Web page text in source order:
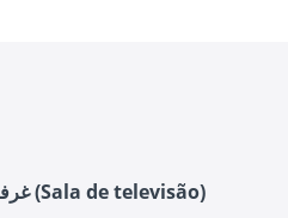
غرفة التلفزيون (Sala de televisão)